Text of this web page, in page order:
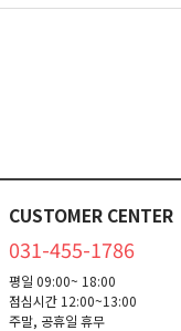
CUSTOMER CENTER
031-455-1786
평일 09:00~ 18:00
점심시간 12:00~13:00
주말, 공휴일 휴무